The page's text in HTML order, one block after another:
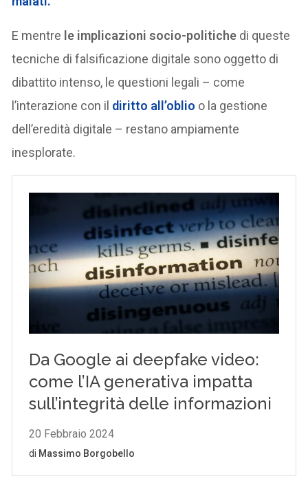
E mentre le implicazioni socio-politiche di queste
tecniche di falsificazione digitale sono oggetto di
dibattito intenso, le questioni legali – come
l’interazione con il diritto all’oblio o la gestione
dell’eredità digitale – restano ampiamente
inesplorate.